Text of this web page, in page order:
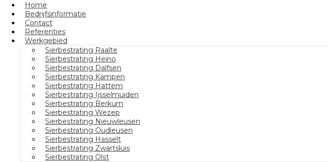
Home
Bedrijfsinformatie
Contact
Referenties
Werkgebied
Sierbestrating Raalte
Sierbestrating Heino
Sierbestrating Dalfsen
Sierbestrating Kampen
Sierbestrating Hattem
Sierbestrating Ijsselmuiden
Sierbestrating Berkum
Sierbestrating Wezep
Sierbestrating Nieuwleusen
Sierbestrating Oudleusen
Sierbestrating Hasselt
Sierbestrating Zwartsluis
Sierbestrating Olst